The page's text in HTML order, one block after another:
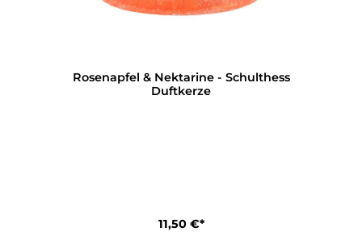
Rosenapfel & Nektarine - Schulthess
Duftkerze
11,50 €*